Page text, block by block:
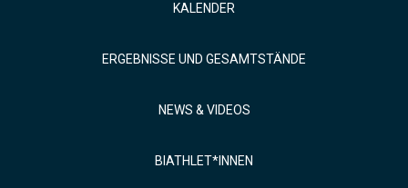
KALENDER
ERGEBNISSE UND GESAMTSTÄNDE
NEWS & VIDEOS
BIATHLET*INNEN